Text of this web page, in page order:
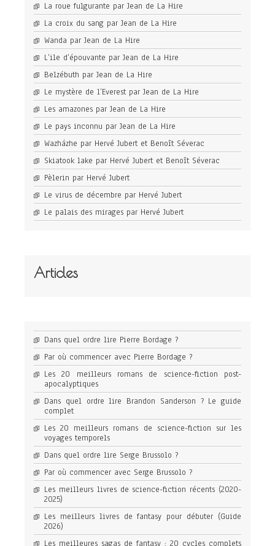
La roue fulgurante par Jean de La Hire
La croix du sang par Jean de La Hire
Wanda par Jean de La Hire
L’ile d’épouvante par Jean de La Hire
Belzébuth par Jean de La Hire
Le mystère de l’Everest par Jean de La Hire
Les amazones par Jean de La Hire
Le pays inconnu par Jean de La Hire
Wazházhe par Hervé Jubert et Benoît Séverac
Skiatook lake par Hervé Jubert et Benoît Séverac
Pèlerin par Hervé Jubert
Le virus de décembre par Hervé Jubert
Le palais des mirages par Hervé Jubert
Articles
Dans quel ordre lire Pierre Bordage ?
Par où commencer avec Pierre Bordage ?
Les 20 meilleurs romans de science-fiction post-
apocalyptiques
Dans quel ordre lire Brandon Sanderson ? Le guide
complet
Les 20 meilleurs romans de science-fiction sur les
voyages temporels
Dans quel ordre lire Serge Brussolo ?
Par où commencer avec Serge Brussolo ?
Les meilleurs livres de science-fiction récents (2020-
2025)
Les meilleurs livres de fantasy pour débuter (Guide
2026)
Les meilleures sagas de fantasy : 20 cycles complets